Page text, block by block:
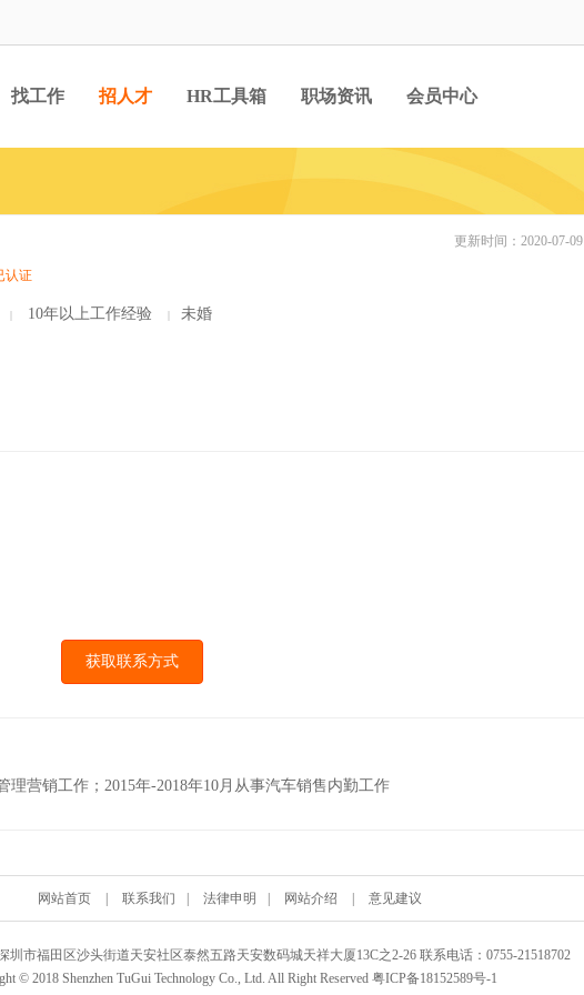
找工作 招人才 HR工具箱 职场资讯 会员中心
更新时间：2020-07-09
认证
| 10年以上工作经验 | 未婚
获取联系方式
理营销工作；2015年-2018年10月从事汽车销售内勤工作
网站首页 联系我们 法律申明 网站介绍 意见建议
圳市福田区沙头街道天安社区泰然五路天安数码城天祥大厦13C之2-26 联系电话：0755-21518702
© 2018 Shenzhen TuGui Technology Co., Ltd. All Right Reserved 粤ICP备18152589号-1